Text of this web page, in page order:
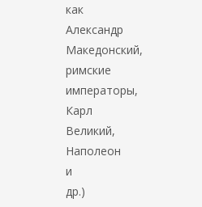
как
Александр
Македонский,
римские
императоры,
Карл
Великий,
Наполеон
и
др.)